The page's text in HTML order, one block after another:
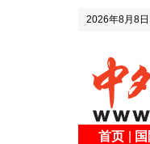
2026年8月8日
首页